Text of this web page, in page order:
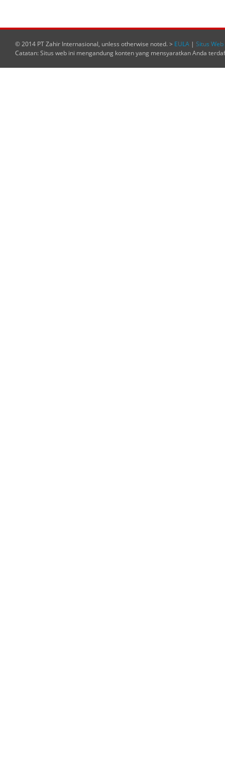
© 2014 PT Zahir Internasional, unless otherwise noted. > EULA | Situs
Catatan: Situs web ini mengandung konten yang mensyaratkan Anda